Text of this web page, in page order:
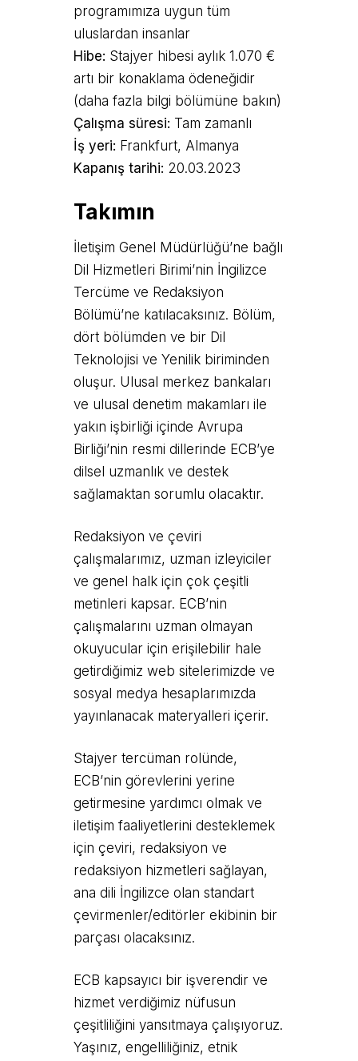
programımıza uygun tüm
uluslardan insanlar
Hibe: Stajyer hibesi aylık 1.070 €
artı bir konaklama ödeneğidir
(daha fazla bilgi bölümüne bakın)
Çalışma süresi: Tam zamanlı
İş yeri: Frankfurt, Almanya
Kapanış tarihi: 20.03.2023
Takımın
İletişim Genel Müdürlüğü’ne bağlı
Dil Hizmetleri Birimi’nin İngilizce
Tercüme ve Redaksiyon
Bölümü’ne katılacaksınız. Bölüm,
dört bölümden ve bir Dil
Teknolojisi ve Yenilik biriminden
oluşur. Ulusal merkez bankaları
ve ulusal denetim makamları ile
yakın işbirliği içinde Avrupa
Birliği’nin resmi dillerinde ECB’ye
dilsel uzmanlık ve destek
sağlamaktan sorumlu olacaktır.
Redaksiyon ve çeviri
çalışmalarımız, uzman izleyiciler
ve genel halk için çok çeşitli
metinleri kapsar. ECB’nin
çalışmalarını uzman olmayan
okuyucular için erişilebilir hale
getirdiğimiz web sitelerimizde ve
sosyal medya hesaplarımızda
yayınlanacak materyalleri içerir.
Stajyer tercüman rolünde,
ECB’nin görevlerini yerine
getirmesine yardımcı olmak ve
iletişim faaliyetlerini desteklemek
için çeviri, redaksiyon ve
redaksiyon hizmetleri sağlayan,
ana dili İngilizce olan standart
çevirmenler/editörler ekibinin bir
parçası olacaksınız.
ECB kapsayıcı bir işverendir ve
hizmet verdiğimiz nüfusun
çeşitliliğini yansıtmaya çalışıyoruz.
Yaşınız, engelliliğiniz, etnik